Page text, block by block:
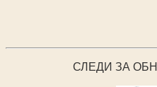
СЛЕДИ ЗА